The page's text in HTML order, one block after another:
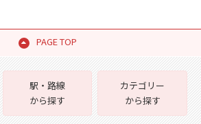
PAGE TOP
駅・路線
から探す
カテゴリー
から探す